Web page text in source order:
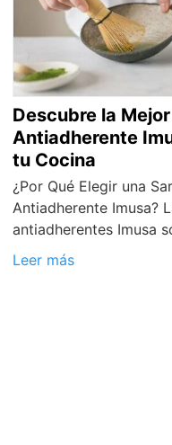
Descubre la
Antiadherente
tu Cocina
¿Por Qué Elegir una
Antiadherente Imusa?
antiadherentes Imusa
Leer más